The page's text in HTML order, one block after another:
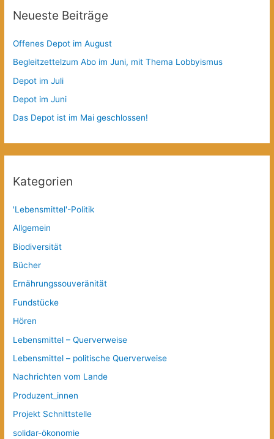
Neueste Beiträge
Offenes Depot im August
Begleitzettelzum Abo im Juni, mit Thema Lobbyismus
Depot im Juli
Depot im Juni
Das Depot ist im Mai geschlossen!
Kategorien
'Lebensmittel'-Politik
Allgemein
Biodiversität
Bücher
Ernährungssouveränität
Fundstücke
Hören
Lebensmittel – Querverweise
Lebensmittel – politische Querverweise
Nachrichten vom Lande
Produzent_innen
Projekt Schnittstelle
solidar-ökonomie